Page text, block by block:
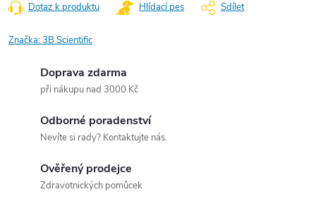
Dotaz k produktu Hlídací pes Sdílet
Značka:3B Scientific
Doprava zdarma
při nákupu nad 3000 Kč
Odborné poradenství
Nevíte si rady? Kontaktujte nás.
Ověřený prodejce
Zdravotnických pomůcek